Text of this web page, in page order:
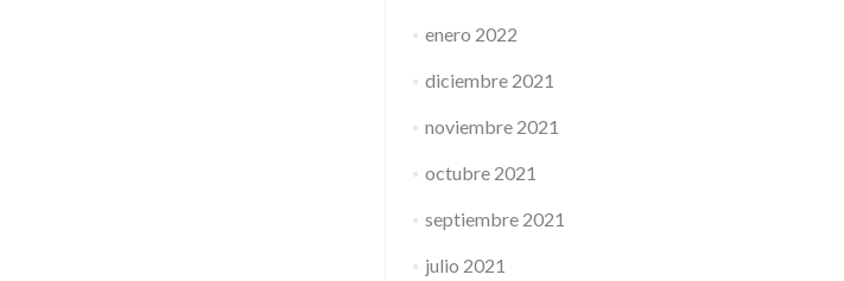
enero 2022
diciembre 2021
noviembre 2021
octubre 2021
septiembre 2021
julio 2021